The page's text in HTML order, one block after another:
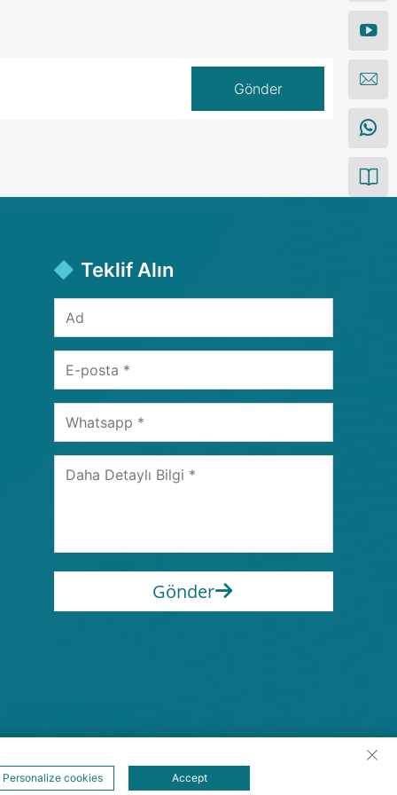
Teklif Alın
Gönder
Saklıdır
Personalize cookies Accept